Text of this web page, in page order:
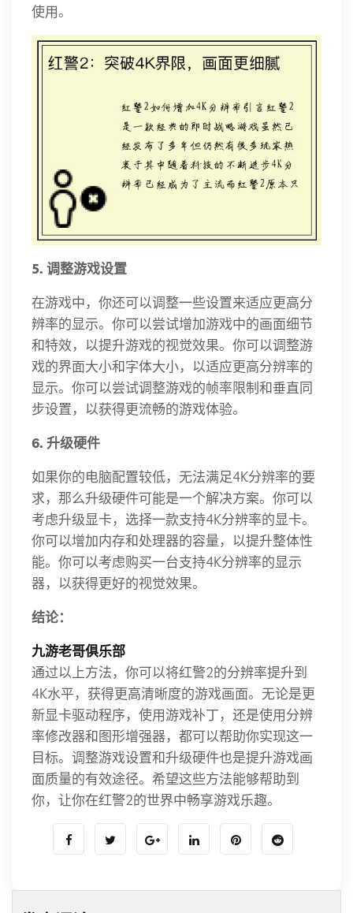
使用。
5. 调整游戏设置
在游戏中，你还可以调整一些设置来适应更高分
辨率的显示。你可以尝试增加游戏中的画面细节
和特效，以提升游戏的视觉效果。你可以调整游
戏的界面大小和字体大小，以适应更高分辨率的
显示。你可以尝试调整游戏的帧率限制和垂直同
步设置，以获得更流畅的游戏体验。
6. 升级硬件
如果你的电脑配置较低，无法满足4K分辨率的要
求，那么升级硬件可能是一个解决方案。你可以
考虑升级显卡，选择一款支持4K分辨率的显卡。
你可以增加内存和处理器的容量，以提升整体性
能。你可以考虑购买一台支持4K分辨率的显示
器，以获得更好的视觉效果。
结论：
九游老哥俱乐部
通过以上方法，你可以将红警2的分辨率提升到
4K水平，获得更高清晰度的游戏画面。无论是更
新显卡驱动程序，使用游戏补丁，还是使用分辨
率修改器和图形增强器，都可以帮助你实现这一
目标。调整游戏设置和升级硬件也是提升游戏画
面质量的有效途径。希望这些方法能够帮助到
你，让你在红警2的世界中畅享游戏乐趣。